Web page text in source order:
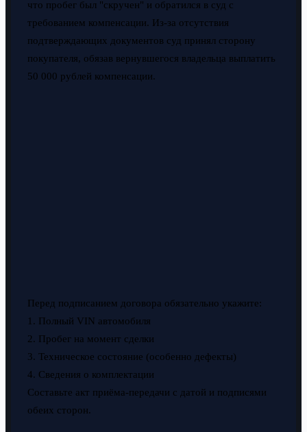
что пробег был "скручен" и обратился в суд с
требованием компенсации. Из-за отсутствия
подтверждающих документов суд принял сторону
покупателя, обязав вернувшегося владельца выплатить
50 000 рублей компенсации.
Перед подписанием договора обязательно укажите:
1. Полный VIN автомобиля
2. Пробег на момент сделки
3. Техническое состояние (особенно дефекты)
4. Сведения о комплектации
Составьте акт приёма-передачи с датой и подписями
обеих сторон.